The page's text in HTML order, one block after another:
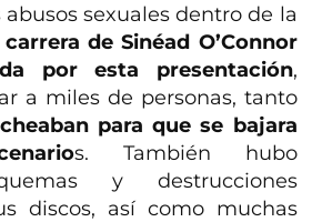
sexuales dentro de la
carrera de Sinéad O’Connor
por esta presentación,
a miles de personas, tanto
para que se bajara
s. También hubo
y destrucciones
discos, así como muchas